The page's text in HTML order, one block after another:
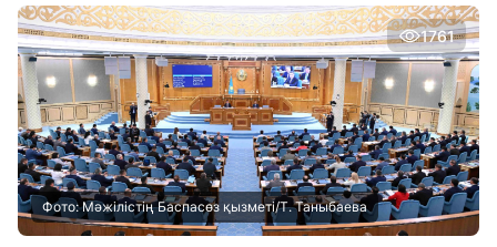
1761
Фото: Мәжілістің Баспасөз қызметі/Т. Таныбаева